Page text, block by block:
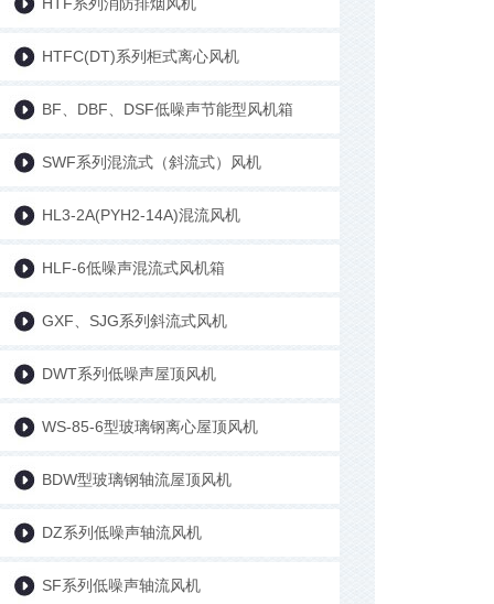
HTFC(DT)系列柜式离心风机
BF、DBF、DSF低噪声节能型风机箱
SWF系列混流式（斜流式）风机
HL3-2A(PYH2-14A)混流风机
HLF-6低噪声混流式风机箱
GXF、SJG系列斜流式风机
DWT系列低噪声屋顶风机
WS-85-6型玻璃钢离心屋顶风机
BDW型玻璃钢轴流屋顶风机
DZ系列低噪声轴流风机
SF系列低噪声轴流风机